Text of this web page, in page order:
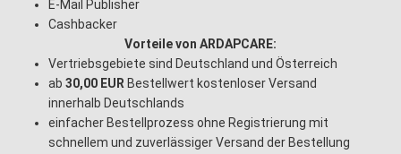
E-Mail Publisher
Cashbacker
Vorteile von ARDAPCARE:
Vertriebsgebiete sind Deutschland und Österreich
ab 30,00 EUR Bestellwert kostenloser Versand
innerhalb Deutschlands
einfacher Bestellprozess ohne Registrierung mit
schnellem und zuverlässiger Versand der Bestellung